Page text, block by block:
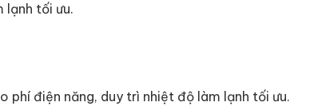
lạnh tối ưu.
phí điện năng, duy trì nhiệt độ làm lạnh tối ưu.